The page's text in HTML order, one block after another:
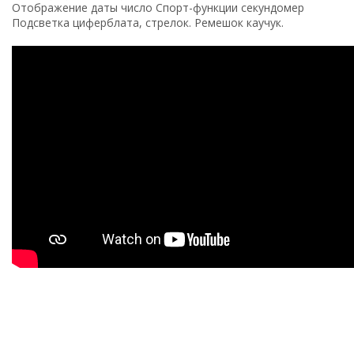
Отображение даты число Спорт-функции секундомер
Подсветка циферблата, стрелок. Ремешок каучук.